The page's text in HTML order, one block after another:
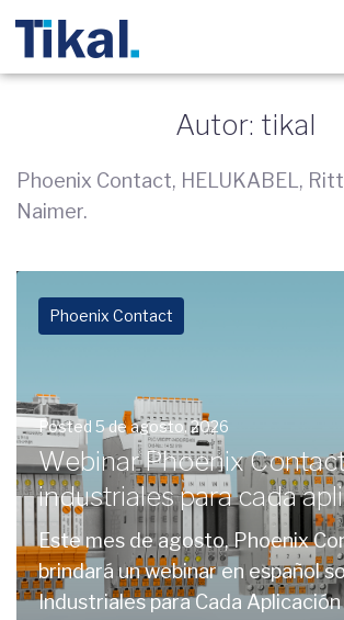
Autor: tikal
Phoenix Contact, HELUKABEL,
Naimer.
Phoenix Contact
Posted 5 de agosto, 2026
Webinar Phoenix
industriales para cada
Este mes de agosto, Phoenix
brindará un webinar en español
Industriales para Cada